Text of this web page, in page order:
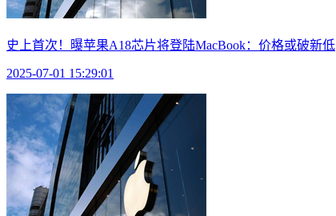
史上首次！曝苹果A18芯片将登陆MacBook：价格或破新低
2025-07-01 15:29:01